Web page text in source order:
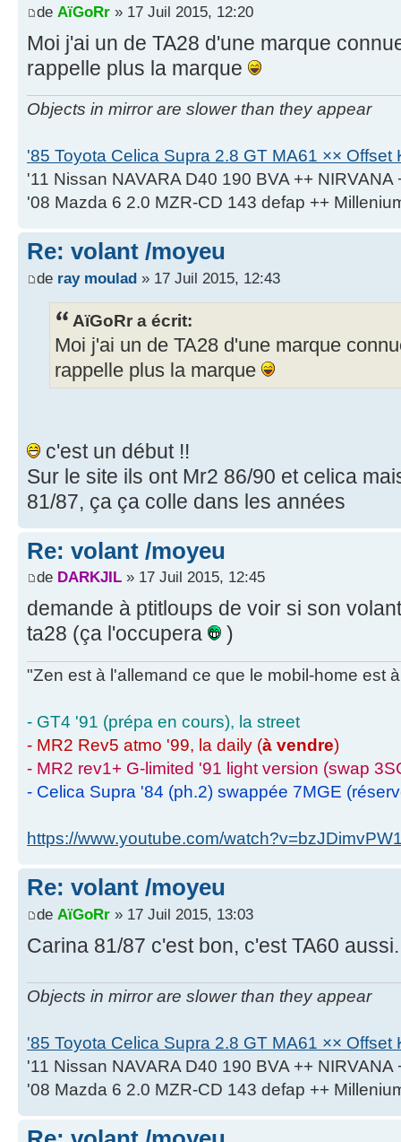
de AïGoRr » 17 Juil 2015, 12:20
Moi j'ai un de TA28 d'une marque
rappelle plus la marque
Objects in mirror are slower than they appear
'85 Toyota Celica Supra 2.8 GT MA61 ×× Offset
'11 Nissan NAVARA D40 190 BVA ++ NIRVANA
'08 Mazda 6 2.0 MZR-CD 143 defap ++
Re: volant /moyeu
de ray moulad » 17 Juil 2015, 12:43
AïGoRr a écrit:
Moi j'ai un de TA28 d'une marque
rappelle plus la marque
c'est un début !!
Sur le site ils ont Mr2 86/90 et celica
81/87, ça ça colle dans les années
Re: volant /moyeu
de DARKJIL » 17 Juil 2015, 12:45
demande à ptitloups de voir si son
ta28 (ça l'occupera
)
"Zen est à l'allemand ce que le mobil-home est
- GT4 '91 (prépa en cours), la street
- MR2 Rev5 atmo '99, la daily (à vendre)
- MR2 rev1+ G-limited '91 light version (swap
- Celica Supra '84 (ph.2) swappée 7MGE
https://www.youtube.com/
Re: volant /moyeu
de AïGoRr » 17 Juil 2015, 13:03
Carina 81/87 c'est bon, c'est TA60 aussi.
Objects in mirror are slower than they appear
'85 Toyota Celica Supra 2.8 GT MA61 ×× Offset
'11 Nissan NAVARA D40 190 BVA ++ NIRVANA
'08 Mazda 6 2.0 MZR-CD 143 defap ++